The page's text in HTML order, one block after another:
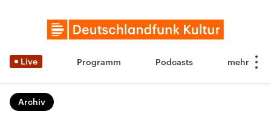
Live Programm Podcasts
Archiv